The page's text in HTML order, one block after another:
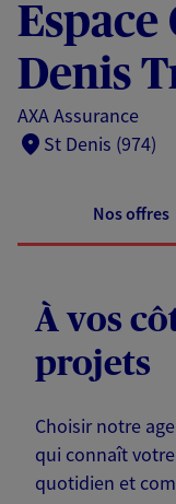
Espace
Denis
AXA Assurance
St Denis (974)
Nos offres
À vos
projets
Choisir notre
qui connaît
quotidien et